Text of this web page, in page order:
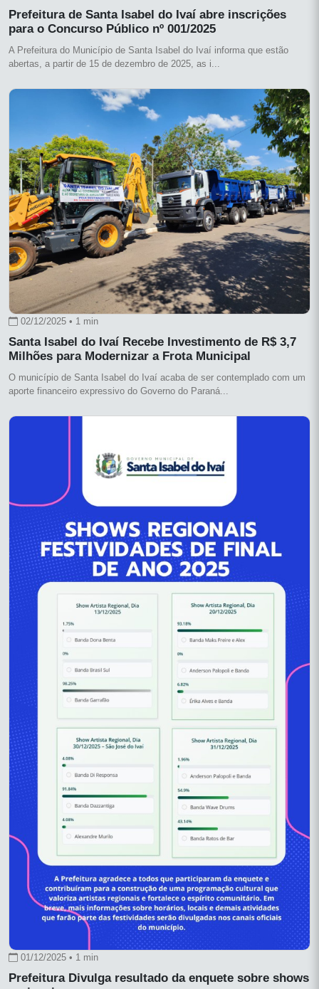
Prefeitura de Santa Isabel do Ivaí abre inscrições
para o Concurso Público nº 001/2025
A Prefeitura do Município de Santa Isabel do Ivaí informa que estão
abertas, a partir de 15 de dezembro de 2025, as i...
02/12/2025 • 1 min
Santa Isabel do Ivaí Recebe Investimento de R$ 3,7
Milhões para Modernizar a Frota Municipal
O município de Santa Isabel do Ivaí acaba de ser contemplado com um
aporte financeiro expressivo do Governo do Paraná...
01/12/2025 • 1 min
Prefeitura Divulga resultado da enquete sobre shows